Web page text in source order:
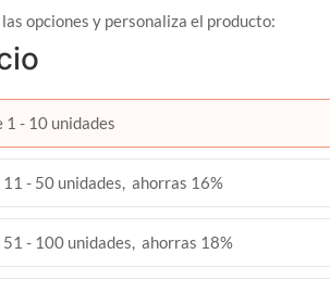
las opciones y personaliza el producto:
1 - 10 unidades
11 - 50 unidades, ahorras 16%
51 - 100 unidades, ahorras 18%